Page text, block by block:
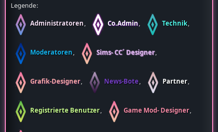
Legende
Administratoren Co.Admin Technik
Moderatoren Sims- CC´ Designer
Grafik-Designer News-Bote Partner
Registrierte Benutzer Game Mod- Designer